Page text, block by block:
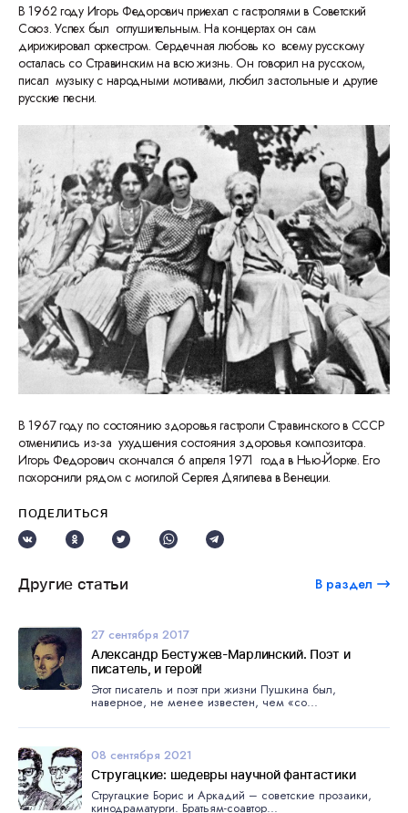
В 1962 году Игорь Федорович приехал с гастролями в Советский
Союз. Успех был оглушительным. На концертах он сам
дирижировал оркестром. Сердечная любовь ко всему русскому
осталась со Стравинским на всю жизнь. Он говорил на русском,
писал музыку с народными мотивами, любил застольные и другие
русские песни.
В 1967 году по состоянию здоровья гастроли Стравинского в СССР
отменились из-за ухудшения состояния здоровья композитора.
Игорь Федорович скончался 6 апреля 1971 года в Нью-Йорке. Его
похоронили рядом с могилой Сергея Дягилева в Венеции.
ПОДЕЛИТЬСЯ
Другие статьи В раздел
27 сентября 2017
Александр Бестужев-Марлинский. Поэт и
писатель, и герой!
Этот писатель и поэт при жизни Пушкина был,
наверное, не менее известен, чем «со...
08 сентября 2021
Стругацкие: шедевры научной фантастики
Стругацкие Борис и Аркадий – советские прозаики,
кинодраматурги. Братьям-соавтор...